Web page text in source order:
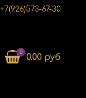
+7(926)573-67-30
0 0.00 руб